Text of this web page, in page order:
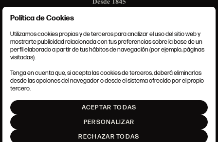
CONDICIONES GENERALES
POLÍTICA DE COOKIES
AJUSTE DE COOKIES
Política de Cookies
Utilizamos cookies propias y de terceros para analizar el uso del sitio web y
mostrarte publicidad relacionada con tus preferencias sobre la base de un
perfil elaborado a partir de tus hábitos de navegación (por ejemplo, páginas
visitadas).
Tenga en cuenta que, si acepta las cookies de terceros, deberá eliminarlas
desde las opciones del navegador o desde el sistema ofrecido por el propio
tercero.
ACEPTAR TODAS
PERSONALIZAR
RECHAZAR TODAS